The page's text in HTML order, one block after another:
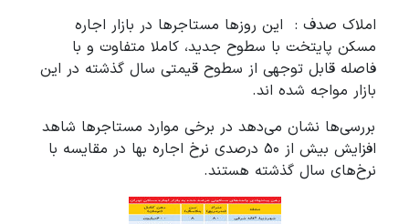
املاک صدف : این روزها مستاجرها در بازار اجاره
مسکن پایتخت با سطوح جدید، کاملا متفاوت و با
فاصله قابل توجهی از سطوح قیمتی سال گذشته در این
بازار مواجه شده اند.
بررسی‌ها نشان می‌دهد در برخی موارد مستاجرها شاهد
افزایش بیش از ۵۰ درصدی نرخ اجاره بها در مقایسه با
نرخ‌های سال گذشته هستند.